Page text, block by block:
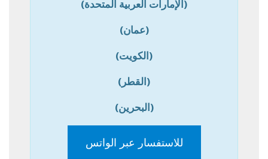
(الإمارات العربية المتحدة)
(عمان)
(الكويت)
(القطر)
(البحرين)
للاستفسار عبر الواتس